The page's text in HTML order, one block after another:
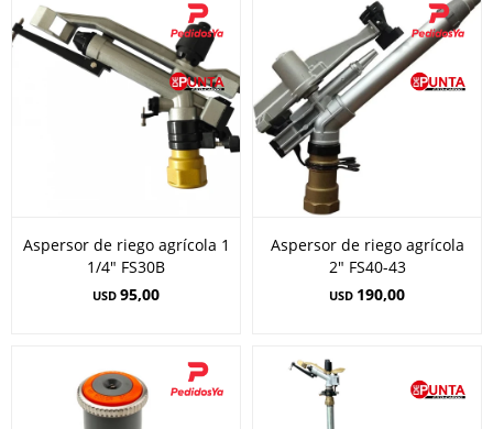
Aspersor de riego agrícola 1
1/4" FS30B
USD 95,00
Aspersor de riego agrícola
2" FS40-43
USD 190,00